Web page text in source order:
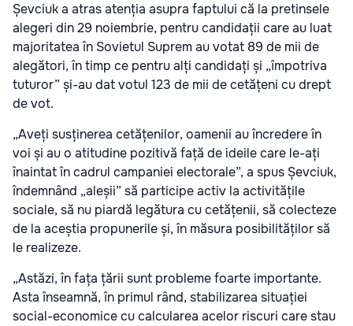
Șevciuk a atras atenția asupra faptului că la pretinsele
alegeri din 29 noiembrie, pentru candidații care au luat
majoritatea în Sovietul Suprem au votat 89 de mii de
alegători, în timp ce pentru alți candidați și „împotriva
tuturor” și-au dat votul 123 de mii de cetățeni cu drept
de vot.
„Aveți susținerea cetățenilor, oamenii au încredere în
voi și au o atitudine pozitivă față de ideile care le-ați
înaintat în cadrul campaniei electorale”, a spus Șevciuk,
îndemnând „aleșii” să participe activ la activitățile
sociale, să nu piardă legătura cu cetățenii, să colecteze
de la aceștia propunerile și, în măsura posibilităților să
le realizeze.
„Astăzi, în fața țării sunt probleme foarte importante.
Asta înseamnă, în primul rând, stabilizarea situației
social-economice cu calcularea acelor riscuri care stau